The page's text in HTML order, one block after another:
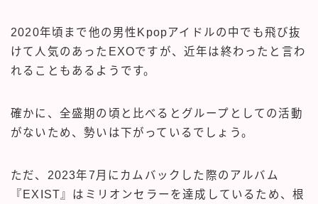
2020年頃まで他の男性Kpopアイドルの中でも飛び抜
けて人気のあったEXOですが、近年は終わったと言わ
れることもあるようです。
確かに、全盛期の頃と比べるとグループとしての活動
がないため、勢いは下がっているでしょう。
ただ、2023年7月にカムバックした際のアルバム
『EXIST』はミリオンセラーを達成しているため、根